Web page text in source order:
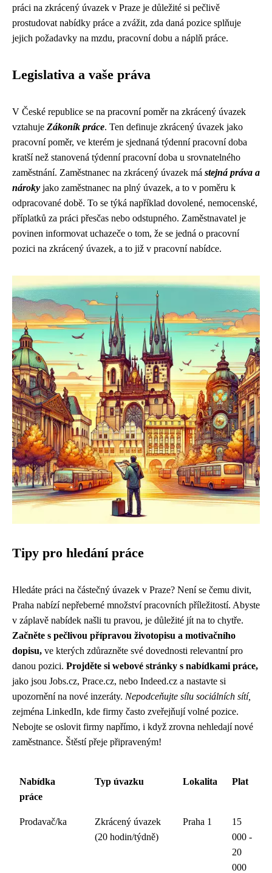
práci na zkrácený úvazek v Praze je důležité si pečlivě
prostudovat nabídky práce a zvážit, zda daná pozice splňuje
jejich požadavky na mzdu, pracovní dobu a náplň práce.
Legislativa a vaše práva
V České republice se na pracovní poměr na zkrácený úvazek
vztahuje Zákoník práce. Ten definuje zkrácený úvazek jako
pracovní poměr, ve kterém je sjednaná týdenní pracovní doba
kratší než stanovená týdenní pracovní doba u srovnatelného
zaměstnání. Zaměstnanec na zkrácený úvazek má stejná práva a
nároky jako zaměstnanec na plný úvazek, a to v poměru k
odpracované době. To se týká například dovolené, nemocenské,
příplatků za práci přesčas nebo odstupného. Zaměstnavatel je
povinen informovat uchazeče o tom, že se jedná o pracovní
pozici na zkrácený úvazek, a to již v pracovní nabídce.
Tipy pro hledání práce
Hledáte práci na částečný úvazek v Praze? Není se čemu divit,
Praha nabízí nepřeberné množství pracovních příležitostí. Abyste
v záplavě nabídek našli tu pravou, je důležité jít na to chytře.
Začněte s pečlivou přípravou životopisu a motivačního
dopisu, ve kterých zdůrazněte své dovednosti relevantní pro
danou pozici. Projděte si webové stránky s nabídkami práce,
jako jsou Jobs.cz, Prace.cz, nebo Indeed.cz a nastavte si
upozornění na nové inzeráty. Nepodceňujte sílu sociálních sítí,
zejména LinkedIn, kde firmy často zveřejňují volné pozice.
Nebojte se oslovit firmy napřímo, i když zrovna nehledají nové
zaměstnance. Štěstí přeje připraveným!
Nabídka
práce
Typ úvazku Lokalita Plat
Prodavač/ka
Zkrácený úvazek
(20 hodin/týdně)
Praha 1
15
000 -
20
000